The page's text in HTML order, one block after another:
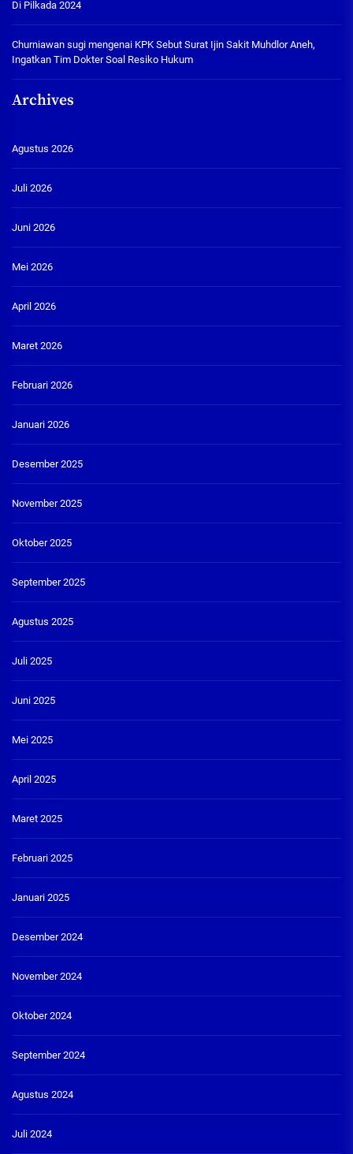
Di Pilkada 2024
Churniawan sugi mengenai KPK Sebut Surat Ijin Sakit Muhdlor Aneh,
Ingatkan Tim Dokter Soal Resiko Hukum
Archives
Agustus 2026
Juli 2026
Juni 2026
Mei 2026
April 2026
Maret 2026
Februari 2026
Januari 2026
Desember 2025
November 2025
Oktober 2025
September 2025
Agustus 2025
Juli 2025
Juni 2025
Mei 2025
April 2025
Maret 2025
Februari 2025
Januari 2025
Desember 2024
November 2024
Oktober 2024
September 2024
Agustus 2024
Juli 2024